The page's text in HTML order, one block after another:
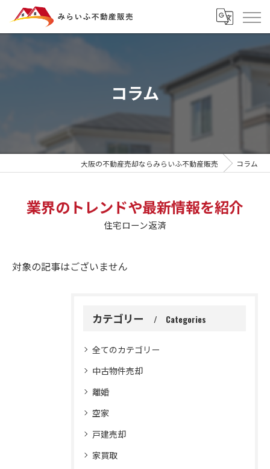
コラム
大阪の不動産売却ならみらいふ不動産販売 コラム
業界のトレンドや最新情報を紹介
住宅ローン返済
対象の記事はございません
カテゴリー Categories
全てのカテゴリー
中古物件売却
離婚
空家
戸建売却
家買取